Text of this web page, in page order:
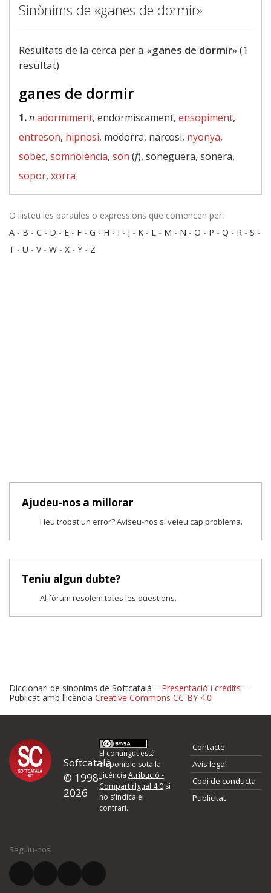
Sinònims de «ganes de dormir»
Resultats de la cerca per a «ganes de dormir» (1
resultat)
ganes de dormir
1.nadormiment, endormiscament, ensopiment,
entreson, hipnosi, modorra, narcosi, nyonya,
sobec, somnolència, son (f), soneguera, sonera,
sopor, xorra
O llisteu les paraules o expressions que comencen per:
A - B - C - D - E - F - G - H - I - J - K - L - M - N - O - P - Q - R - S -
T - U - V- W - X - Y - Z
Ajudeu-nos a millorar
Heu trobat un error? Aviseu-nos si veieu cap problema.
Teniu algun dubte?
Al fòrum resolem totes les qüestions.
Proposeu-nos millores o
d'errors
Si heu trobat un error o voleu proposar alguna millora, ompliu els
quina és la millora que proposeu o l'error del qual voleu informar-
El vostre correu electrònic *
Diccionari de sinònims de Softcatalà – Presentació i crèdits –
Publicat amb llicència Creative Commons CC-BY 4.0
Softcatalà
© 1998-
2026
El contingut està
disponible sota la
llicènciaAtribució -
CompartirIgual 4.0 si
no s'indica el
contrari.
Contacte
Avís legal
Codi de conducta
Publicitat
Seguiu-nos